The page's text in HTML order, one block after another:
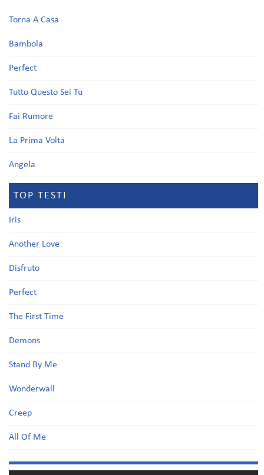
Torna A Casa
Bambola
Perfect
Tutto Questo Sei Tu
Fai Rumore
La Prima Volta
Angela
TOP TESTI
Iris
Another Love
Disfruto
Perfect
The First Time
Demons
Stand By Me
Wonderwall
Creep
All Of Me